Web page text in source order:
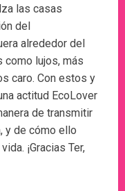
las casas
del
alrededor del
como lujos, más
caro. Con estos y
actitud EcoLover
de transmitir
y de cómo ello
¡Gracias Ter,